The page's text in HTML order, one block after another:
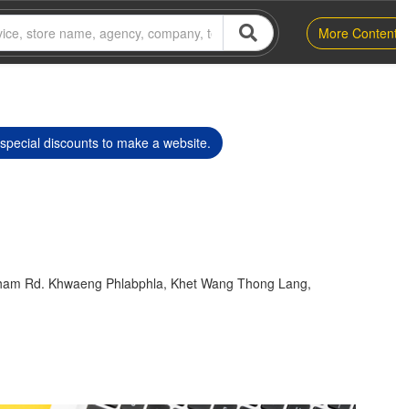
More
discounts to make a website.
Rd. Khwaeng Phlabphla, Khet Wang Thong Lang,